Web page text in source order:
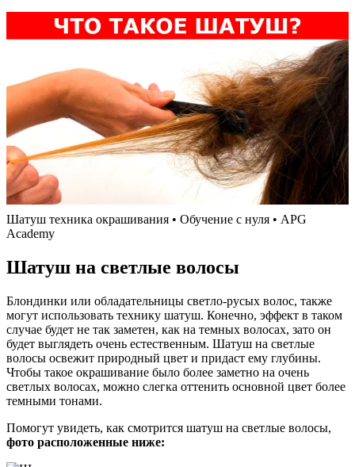
Шатуш техника окрашивания • Обучение с нуля • APG
Academy
Шатуш на светлые волосы
Блондинки или обладательницы светло-русых волос, также
могут использовать технику шатуш. Конечно, эффект в таком
случае будет не так заметен, как на темных волосах, зато он
будет выглядеть очень естественным. Шатуш на светлые
волосы освежит природный цвет и придаст ему глубины.
Чтобы такое окрашивание было более заметно на очень
светлых волосах, можно слегка оттенить основной цвет более
темными тонами.
Помогут увидеть, как смотрится шатуш на светлые волосы,
фото расположенные ниже: